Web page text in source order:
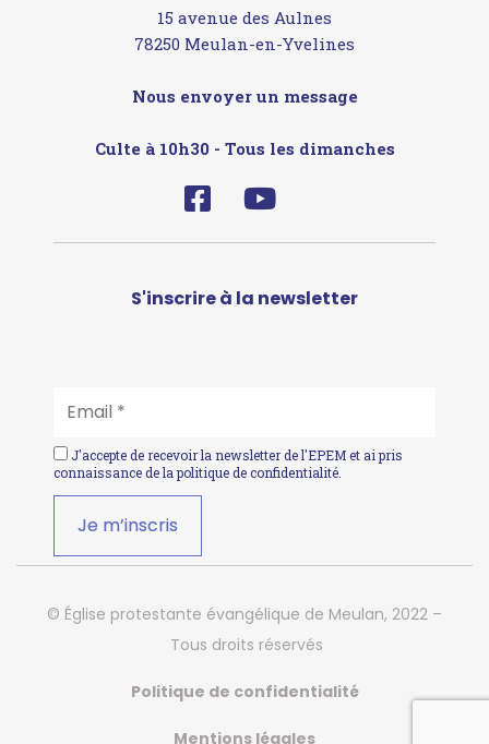
15 avenue des Aulnes
78250 Meulan-en-Yvelines
Nous envoyer un message
Culte à 10h30 - Tous les dimanches
S'inscrire à la newsletter
J'accepte de recevoir la newsletter de l'EPEM et ai pris
connaissance de la politique de confidentialité
© Église protestante évangélique de Meulan, 2022 –
Tous droits réservés
Politique de confidentialité
Mentions légales